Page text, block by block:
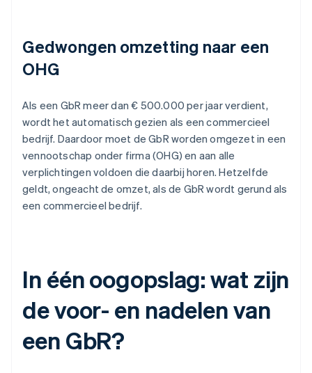
Gedwongen omzetting naar een
OHG
Als een GbR meer dan € 500.000 per jaar verdient,
wordt het automatisch gezien als een commercieel
bedrijf. Daardoor moet de GbR worden omgezet in een
vennootschap onder firma (OHG) en aan alle
verplichtingen voldoen die daarbij horen. Hetzelfde
geldt, ongeacht de omzet, als de GbR wordt gerund als
een commercieel bedrijf.
In één oogopslag: wat zijn
de voor- en nadelen van
een GbR?